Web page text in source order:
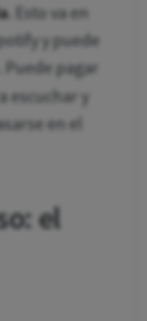
. Esto va en
y puede
pagar
escuchar y
en el
el